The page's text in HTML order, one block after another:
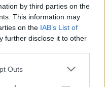
by third parties on the
This information may
on the IAB’s List of
further disclose it to other
one or more Google
Outs